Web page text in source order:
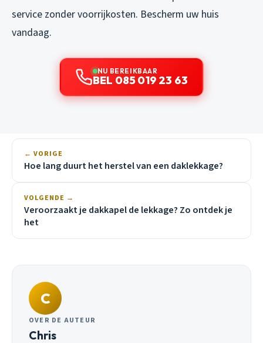
service zonder voorrijkosten. Bescherm uw huis
vandaag.
NU BEREIKBAAR
BEL 085 019 23 63
← VORIGE
Hoe lang duurt het herstel van een daklekkage?
VOLGENDE →
Veroorzaakt je dakkapel de lekkage? Zo ontdek je
het
C
OVER DE AUTEUR
Chris